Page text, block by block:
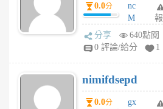
0.0分
nc
M
U
F
U
5
個
報
分享
640點閱
0 評論/給分
1
nimifdsepd
0.0分
gx